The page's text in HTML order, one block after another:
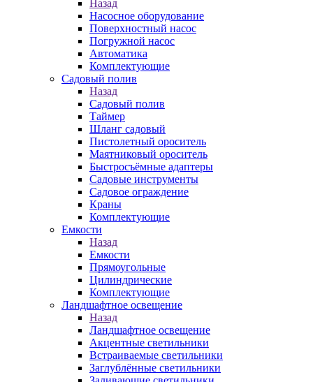
Назад
Насосное оборудование
Поверхностный насос
Погружной насос
Автоматика
Комплектующие
Садовый полив
Назад
Садовый полив
Таймер
Шланг садовый
Пистолетный ороситель
Маятниковый ороситель
Быстросъёмные адаптеры
Садовые инструменты
Садовое ограждение
Краны
Комплектующие
Емкости
Назад
Емкости
Прямоугольные
Цилиндрические
Комплектующие
Ландшафтное освещение
Назад
Ландшафтное освещение
Акцентные светильники
Встраиваемые светильники
Заглублённые светильники